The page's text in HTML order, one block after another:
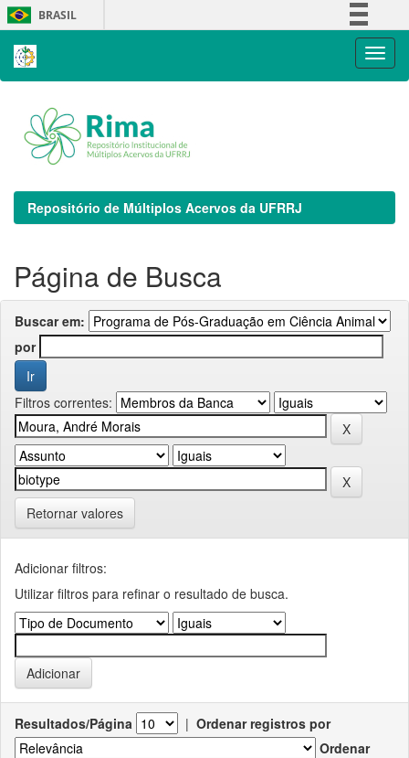
Skip
navigation
BRASIL
Repositório de Múltiplos Acervos da UFRRJ
Página de Busca
Buscar em:
por
Filtros correntes:
Retornar valores
Adicionar filtros:
Utilizar filtros para refinar o resultado de busca.
Resultados/Página | Ordenar registros por
Ordenar